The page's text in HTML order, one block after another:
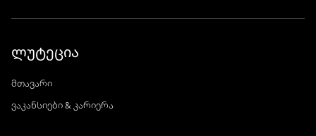
ლუტეცია
მთავარი
ვაკანსიები & კარიერა